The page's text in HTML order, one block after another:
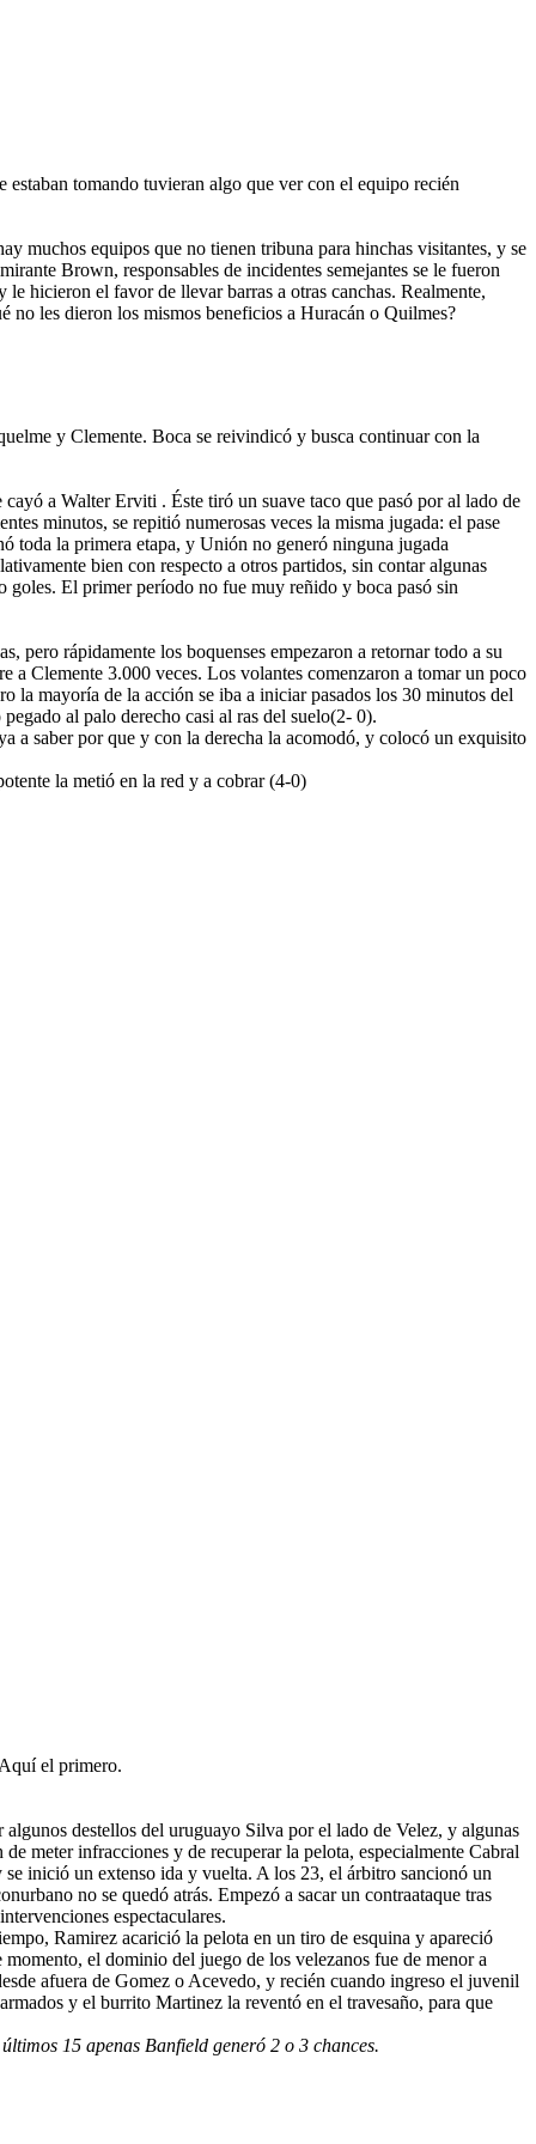
tomando tuvieran algo que ver con el equipo recién
muchos equipos que no tienen tribuna para hinchas visitantes, y se
Brown, responsables de incidentes semejantes se le fueron
hicieron el favor de llevar barras a otras canchas. Realmente,
no les dieron los mismos beneficios a Huracán o Quilmes?
y Clemente. Boca se reivindicó y busca continuar con la
a Walter Erviti . Éste tiró un suave taco que pasó por al lado de
minutos, se repitió numerosas veces la misma jugada: el pase
toda la primera etapa, y Unión no generó ninguna jugada
bien con respecto a otros partidos, sin contar algunas
El primer período no fue muy reñido y boca pasó sin
pero rápidamente los boquenses empezaron a retornar todo a su
a Clemente 3.000 veces. Los volantes comenzaron a tomar un poco
la mayoría de la acción se iba a iniciar pasados los 30 minutos del
al palo derecho casi al ras del suelo(2- 0).
a saber por que y con la derecha la acomodó, y colocó un exquisito
la metió en la red y a cobrar (4-0)
el primero.
destellos del uruguayo Silva por el lado de Velez, y algunas
meter infracciones y de recuperar la pelota, especialmente Cabral
inició un extenso ida y vuelta. A los 23, el árbitro sancionó un
no se quedó atrás. Empezó a sacar un contraataque tras
espectaculares.
Ramirez acarició la pelota en un tiro de esquina y apareció
el dominio del juego de los velezanos fue de menor a
afuera de Gomez o Acevedo, y recién cuando ingreso el juvenil
y el burrito Martinez la reventó en el travesaño, para que
15 apenas Banfield generó 2 o 3 chances.